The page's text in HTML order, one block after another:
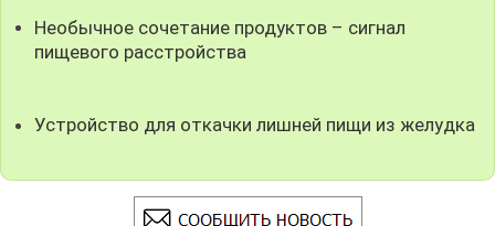
Необычное сочетание продуктов – сигнал
пищевого расстройства
Устройство для откачки лишней пищи из желудка